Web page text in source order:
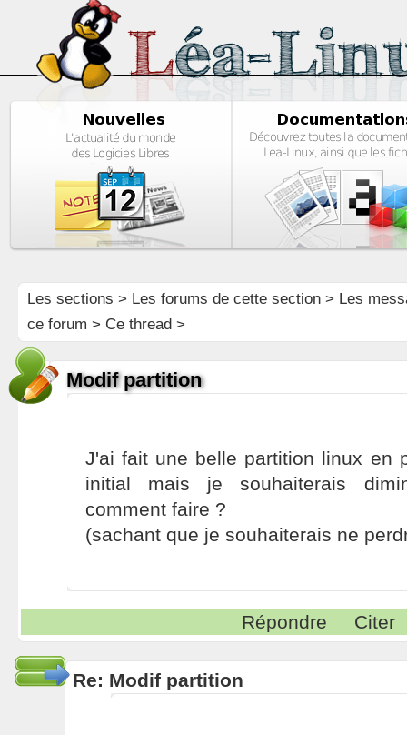
Les sections > Les forums de cette section> Les
ce forum > Ce thread >
Modif partition
J'ai fait une belle partition linux en
initial mais je souhaiterais
comment faire ?
(sachant que je souhaiterais ne
Répondre Citer
Re: Modif partition